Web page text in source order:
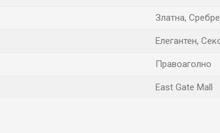
Златна,
Елегантен,
Правоаголно
East Gate Mall